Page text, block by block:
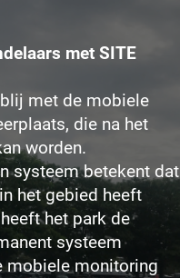
met SITE
blij met de mobiele
die na het
worden.
systeem betekent dat
het gebied heeft
het park de
systeem
mobiele monitoring